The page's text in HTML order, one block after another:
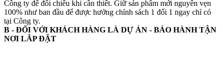
Công ty để đối chiếu khi cần thiết. Giữ sản phẩm mới nguyên vẹn
100% như ban đầu để được hưởng chính sách 1 đổi 1 ngay chỉ có
tại Công ty.
B - ĐỐI VỚI KHÁCH HÀNG LÀ DỰ ÁN - BẢO HÀNH TẬN
NƠI LẮP ĐẶT